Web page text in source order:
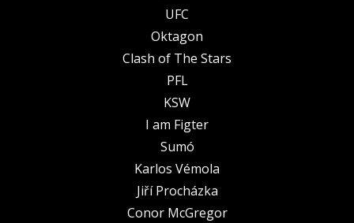
UFC
Oktagon
Clash of The Stars
PFL
KSW
I am Figter
Sumó
Karlos Vémola
Jiří Procházka
Conor McGregor